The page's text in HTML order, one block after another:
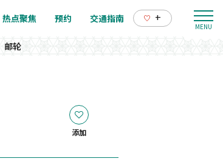
热点聚焦 预约 交通指南 +
邮轮
添加